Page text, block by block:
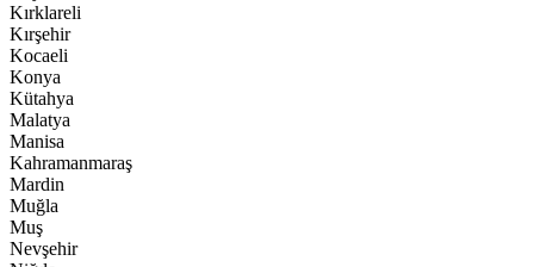
Kırklareli
Kırşehir
Kocaeli
Konya
Kütahya
Malatya
Manisa
Kahramanmaraş
Mardin
Muğla
Muş
Nevşehir